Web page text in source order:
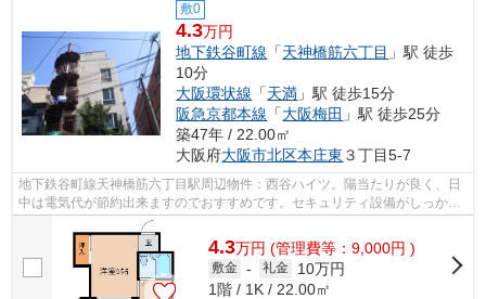
敷0
4.3万円
地下鉄谷町線 「天神橋筋六丁目 」駅 徒歩
10分
大阪環状線 「天満 」駅 徒歩15分
阪急京都本線 「大阪梅田 」駅 徒歩25分
築47年 / 22.00㎡
大阪府大阪市北区本庄東 ３丁目5-7
地下鉄谷町線天神橋筋六丁目駅周辺物件：西谷ハイツ。陽当たりが良く、日
中は電気代が節約出来ますのでおすすめです。セキュリティ設備がしっかり
しているマンション物件です。こだわ...
4.3万円 (管理費等：9,000円 )
敷金 - 礼金
10万円
1階 / 1K / 22.00㎡